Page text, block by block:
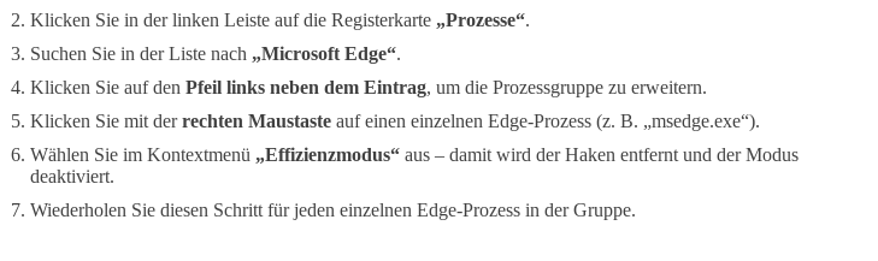
Klicken Sie in der linken Leiste auf die Registerkarte „Prozesse“.
Suchen Sie in der Liste nach „Microsoft Edge“.
Klicken Sie auf den Pfeil links neben dem Eintrag, um die Prozessgruppe zu erweitern.
Klicken Sie mit derrechten Maustaste auf einen einzelnen Edge-Prozess (z. B. „msedge.exe“).
Wählen Sie im Kontextmenü „Effizienzmodus“ aus – damit wird der Haken entfernt und der Modus
deaktiviert.
Wiederholen Sie diesen Schritt für jeden einzelnen Edge-Prozess in der Gruppe.